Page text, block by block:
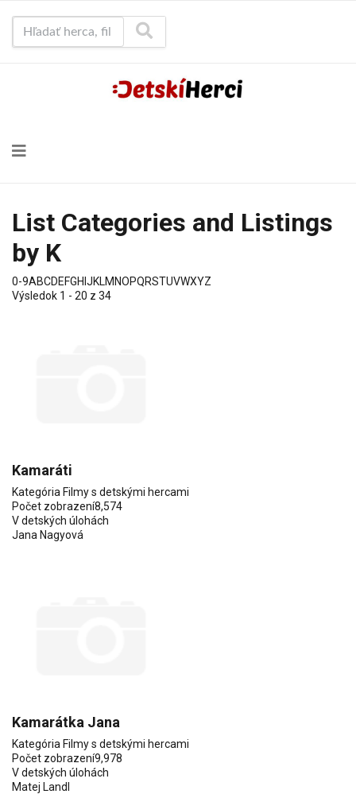
List Categories and Listings
by K
0-9ABCDEFGH JKLM NOPQRSTUVWXYZ
Výsledok 1 - 20 z 34
Kamaráti
Kategória Filmy s detskými hercami
Počet zobrazení8,574
V detských úlohách
Jana Nagyová
Kamarátka Jana
Kategória Filmy s detskými hercami
Počet zobrazení9,978
V detských úlohách
Matej Landl